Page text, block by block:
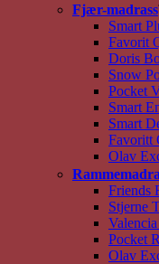
Fjær-madrass
Smart
Favorit
Doris
Snow
Pocket
Smart
Smart
Favoritt
Olav
Friends
Stjerne
Pocket
Olav